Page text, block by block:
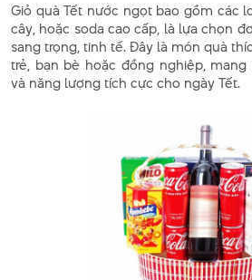
Giỏ quà Tết nước ngọt bao gồm các
cây, hoặc soda cao cấp, là lựa chọn
sang trọng, tinh tế. Đây là món quà
trẻ, bạn bè hoặc đồng nghiệp,
và năng lượng tích cực cho ngày Tết.